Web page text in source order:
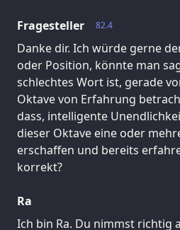
82.4
Fragesteller
Danke dir. Ich würde gerne
oder Position, könnte man
schlechtes Wort ist, gerade
Oktave von Erfahrung
dass, intelligente
dieser Oktave eine oder
erschaffen und bereits
korrekt?
Ra
Ich bin Ra. Du nimmst richtig